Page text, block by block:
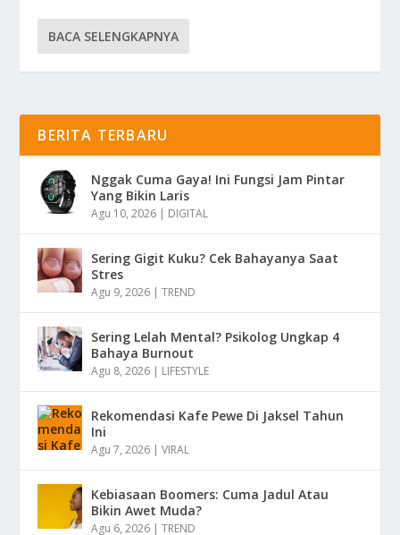
BACA SELENGKAPNYA
BERITA TERBARU
Nggak Cuma Gaya! Ini Fungsi Jam Pintar
Yang Bikin Laris
Agu 10, 2026 | DIGITAL
Sering Gigit Kuku? Cek Bahayanya Saat
Stres
Agu 9, 2026 |TREND
Sering Lelah Mental? Psikolog Ungkap 4
Bahaya Burnout
Agu 8, 2026 | LIFESTYLE
Rekomendasi Kafe Pewe Di Jaksel Tahun
Ini
Agu 7, 2026 |VIRAL
Kebiasaan Boomers: Cuma Jadul Atau
Bikin Awet Muda?
Agu 6, 2026 |TREND